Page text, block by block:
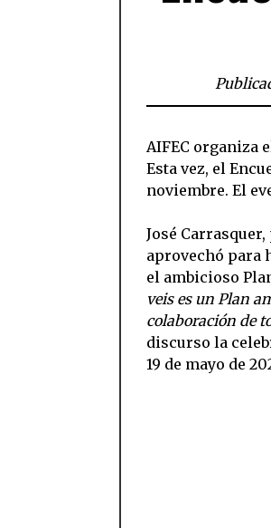
AIFEC organiza
Esta vez, el
noviembre. El
José
aprovechó para
el ambicioso
veis es un Plan
colaboración de
discurso la
19 de mayo de